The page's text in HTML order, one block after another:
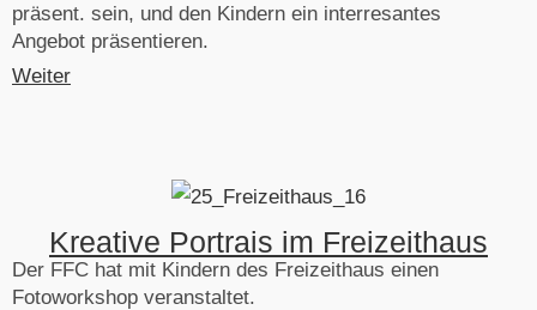
präsent. sein, und den Kindern ein interresantes
Angebot präsentieren.
Weiter
Kreative Portrais im Freizeithaus
Der FFC hat mit Kindern des Freizeithaus einen
Fotoworkshop veranstaltet.